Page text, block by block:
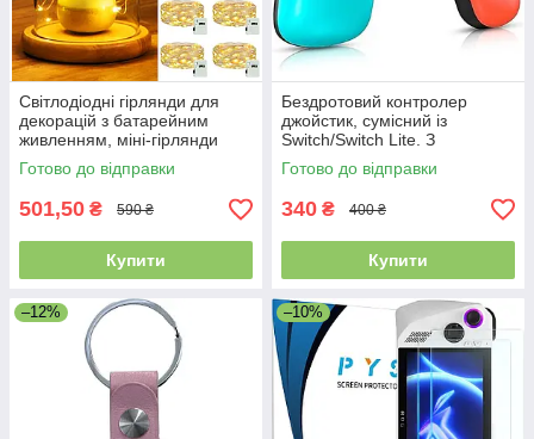
Світлодіодні гірлянди для
декорацій з батарейним
живленням, міні-гірлянди
довжиною 2 м, 20
світлодіодів, 12 шт.
Готово до відправки
501,50 ₴ 590 ₴
Купити
Бездротовий контролер
джойстик, сумісний із
Switch/Switch Lite. З
регульованою вібрацією
Готово до відправки
340 ₴ 400 ₴
Купити
–12% –10%